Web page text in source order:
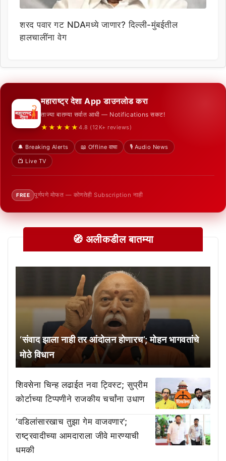
शरद पवार गट NDAमध्ये जाणार? दिल्ली-मुंबईतील
हालचालींना वेग
महाराष्ट्र देशा App डाउनलोड करा
ताज्या बातम्या सर्वात आधी — Notifications सकट!
★★★★★ 4.8 (12K+ reviews)
🔔 Breaking Alerts 📖 Offline वाचा
🎙️ Audio News
📺 Live TV
FREE पूर्णपणे मोफत — कोणतेही Subscription नाही
🧭 अलीकडील बातम्या
‘संवाद झाला नाही तर आंदोलन होणारच’; मोहन भागवतांचे
मोठे विधान
शिवसेना चिन्ह लढाईत नवा ट्विस्ट; सुप्रीम
कोर्टाच्या टिप्पणीने राजकीय चर्चांना उधाण
‘वडिलांसारखाच तुझा गेम वाजवणार’;
राष्ट्रवादीच्या आमदाराला जीवे मारण्याची
धमकी